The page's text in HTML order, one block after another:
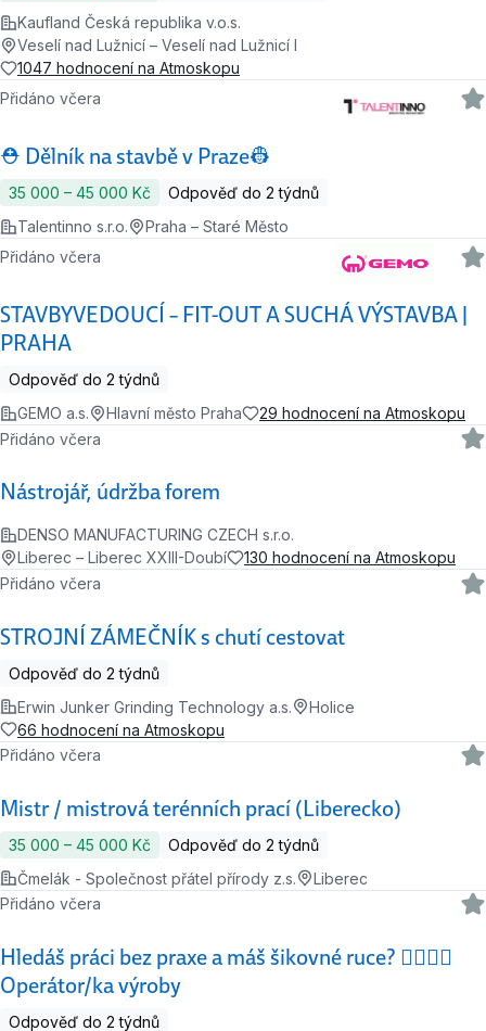
Kaufland Česká republika v.o.s.
Veselí nad Lužnicí – Veselí nad Lužnicí I
1047 hodnocení na Atmoskopu
⛑ Dělník na stavbě v Praze👷
Přidáno včera
35 000 ‍–‍ 45 000 Kč
Odpověď do 2 týdnů
Talentinno s.r.o.
Praha – Staré Město
STAVBYVEDOUCÍ – FIT-OUT A SUCHÁ VÝSTAVBA |
PRAHA
Přidáno včera
Odpověď do 2 týdnů
GEMO a.s.
Hlavní město Praha 29 hodnocení na Atmoskopu
Nástrojář, údržba forem
Přidáno včera
DENSO MANUFACTURING CZECH s.r.o.
Liberec – Liberec XXIII-Doubí
130 hodnocení na Atmoskopu
STROJNÍ ZÁMEČNÍK s chutí cestovat
Přidáno včera
Odpověď do 2 týdnů
Erwin Junker Grinding Technology a.s.
Holice
66 hodnocení na Atmoskopu
Mistr / mistrová terénních prací (Liberecko)
Přidáno včera
35 000 ‍–‍ 45 000 Kč
Odpověď do 2 týdnů
Čmelák - Společnost přátel přírody z.s.
Liberec
Hledáš práci bez praxe a máš šikovné ruce? 🙋‍♂️🙋‍♀️
Operátor/ka výroby
Přidáno včera
Odpověď do 2 týdnů